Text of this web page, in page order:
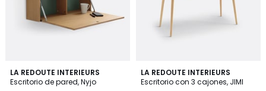
LA REDOUTE INTERIEURS
Escritorio de pared, Nyjo
3,6
/ 5
LA REDOUTE INTERIEURS
Escritorio con 3 cajones, JIMI
4,4
/ 5